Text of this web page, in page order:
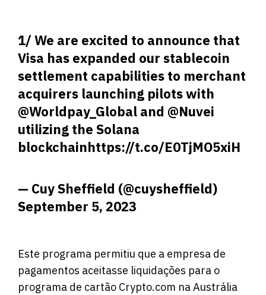
1/ We are excited to announce that
Visa has expanded our stablecoin
settlement capabilities to merchant
acquirers launching pilots with
@Worldpay_Global and @Nuvei
utilizing the Solana
blockchainhttps://t.co/E0TjMO5xiH
— Cuy Sheffield (@cuysheffield)
September 5, 2023
Este programa permitiu que a empresa de
pagamentos aceitasse liquidações para o
programa de cartão Crypto.com na Austrália